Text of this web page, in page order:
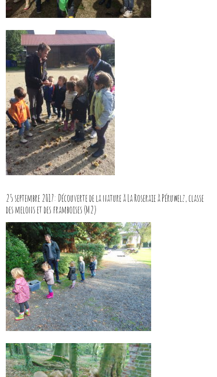
25 septembre 2017: Découverte de la nature à La Roseraie à Péruwelz, classe
des melons et des framboises (M2)